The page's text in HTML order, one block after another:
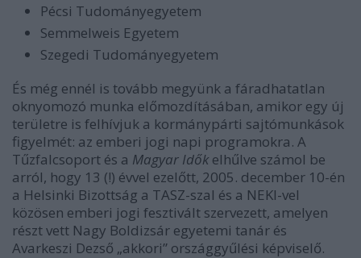
Pécsi Tudományegyetem
Semmelweis Egyetem
Szegedi Tudományegyetem
És még ennél is tovább megyünk a fáradhatatlan
oknyomozó munka előmozdításában, amikor egy új
területre is felhívjuk a kormánypárti sajtómunkások
figyelmét: az emberi jogi napi programokra. A
Tűzfalcsoport és a Magyar Idők elhűlve számol be
arról, hogy 13 (!) évvel ezelőtt, 2005. december 10-én
a Helsinki Bizottság a TASZ-szal és a NEKI-vel
közösen emberi jogi fesztivált szervezett, amelyen
részt vett Nagy Boldizsár egyetemi tanár és
Avarkeszi Dezső „akkori” országgyűlési képviselő.